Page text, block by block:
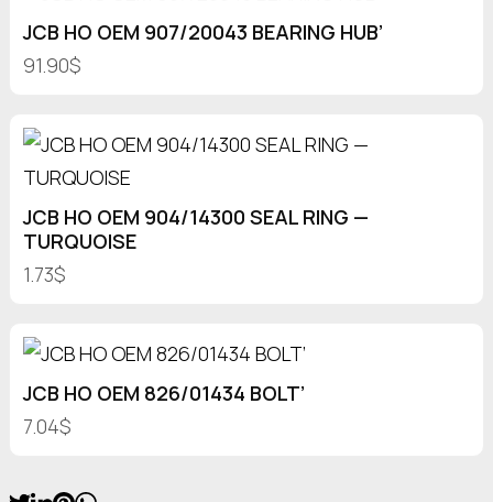
JCB HO OEM 907/20043 BEARING HUB’
91.90$
JCB HO OEM 904/14300 SEAL RING —
TURQUOISE
1.73$
JCB HO OEM 826/01434 BOLT’
7.04$